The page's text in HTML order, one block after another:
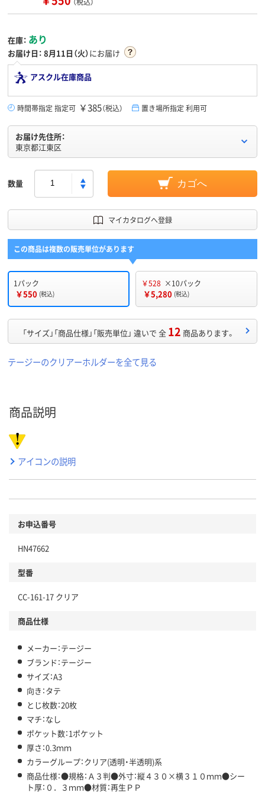
在庫： あり
お届け日： 8月11日（火）にお届け
アスクル在庫商品
時間帯指定 指定可 ￥385（税込） 置き場所指定 利用可
お届け先住所：
東京都江東区
数量 カゴへ
マイカタログへ登録
この商品は複数の販売単位があります
1パック
￥550 (税込)
￥528 ×10パック
￥5,280 (税込)
「サイズ」「商品仕様」「販売単位」 違いで 全 12 商品あります。
テージーのクリアーホルダーを全て見る
商品説明
アイコンの説明
お申込番号
HN47662
型番
CC-161-17 クリア
商品仕様
メーカー：テージー
ブランド：テージー
サイズ：A3
向き：タテ
とじ枚数：20枚
マチ：なし
ポケット数：1ポケット
厚さ：0.3ｍｍ
カラーグループ：クリア(透明・半透明)系
商品仕様：●規格：Ａ３判●外寸：縦４３０×横３１０ｍｍ●シー
ト厚：０．３ｍｍ●材質：再生ＰＰ